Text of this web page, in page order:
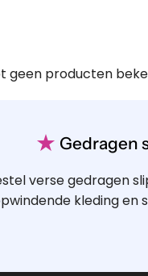
geen producten
★ Gedragen
verse gedragen
kleding en